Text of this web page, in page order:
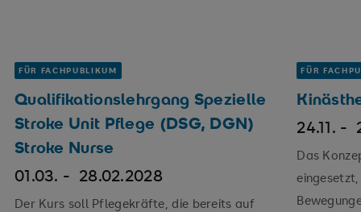
FÜR FACHPUBLIKUM
Qualifikationslehrgang Spezielle
Stroke Unit Pflege (DSG, DGN)
Stroke Nurse
01.03. - 28.02.2028
Der Kurs soll Pflegekräfte, die bereits auf
FÜR
24.11. -
Das